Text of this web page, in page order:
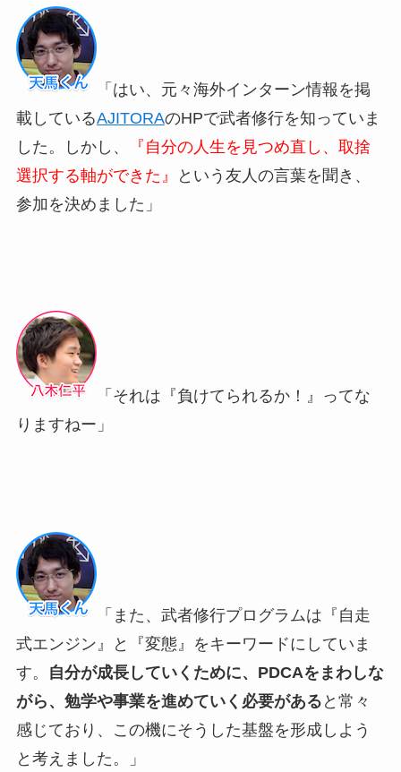
「はい、元々海外インターン情報を掲
載しているAJITORAのHPで武者修行を知っていま
した。しかし、
『自分の人生を見つめ直し、取捨
選択する軸ができた』
という友人の言葉を聞き、
参加を決めました」
「それは『負けてられるか！』ってな
りますねー」
「また、武者修行プログラムは『自走
式エンジン』と『変態』をキーワードにしていま
す。
自分が成長していくために、PDCAをまわしな
がら、勉学や事業を進めていく必要がある と常々
感じており、この機にそうした基盤を形成しよう
と考えました。」